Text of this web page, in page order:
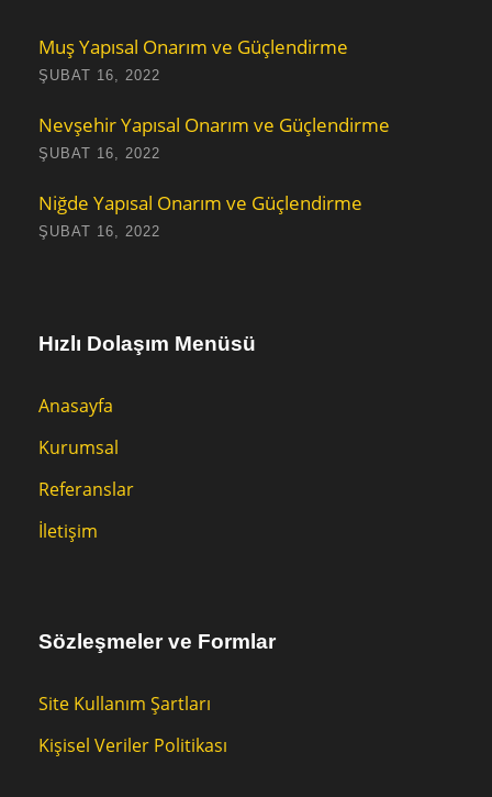
Muş Yapısal Onarım ve Güçlendirme
ŞUBAT 16, 2022
Nevşehir Yapısal Onarım ve Güçlendirme
ŞUBAT 16, 2022
Niğde Yapısal Onarım ve Güçlendirme
ŞUBAT 16, 2022
Hızlı Dolaşım Menüsü
Anasayfa
Kurumsal
Referanslar
İletişim
Sözleşmeler ve Formlar
Site Kullanım Şartları
Kişisel Veriler Politikası